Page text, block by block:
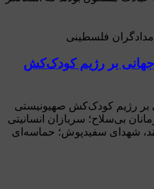
فلسطینی
بر رژیم کودک‌کش
بر رژیم کودک‌کش صهیونیستی
بی‌سلاح؛ سربازان انسانیتی
شهدای سفیدپوش؛ حماسه‌ای